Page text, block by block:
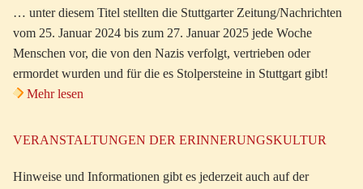
… unter diesem Titel stellten die Stuttgarter Zeitung/Nachrichten
vom 25. Januar 2024 bis zum 27. Januar 2025 jede Woche
Menschen vor, die von den Nazis verfolgt, vertrieben oder
ermordet wurden und für die es Stolpersteine in Stuttgart gibt!
Mehr lesen
VERANSTALTUNGEN DER ERINNERUNGSKULTUR
Hinweise und Informationen gibt es jederzeit auch auf der